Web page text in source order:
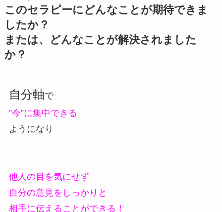
このセラピーにどんなことが期待できま
したか？
または、どんなことが解決されました
か？
自分軸で
”今”に集中できる
ようになり
他人の目を気にせず
自分の意見をしっかりと
相手に伝えることができる！